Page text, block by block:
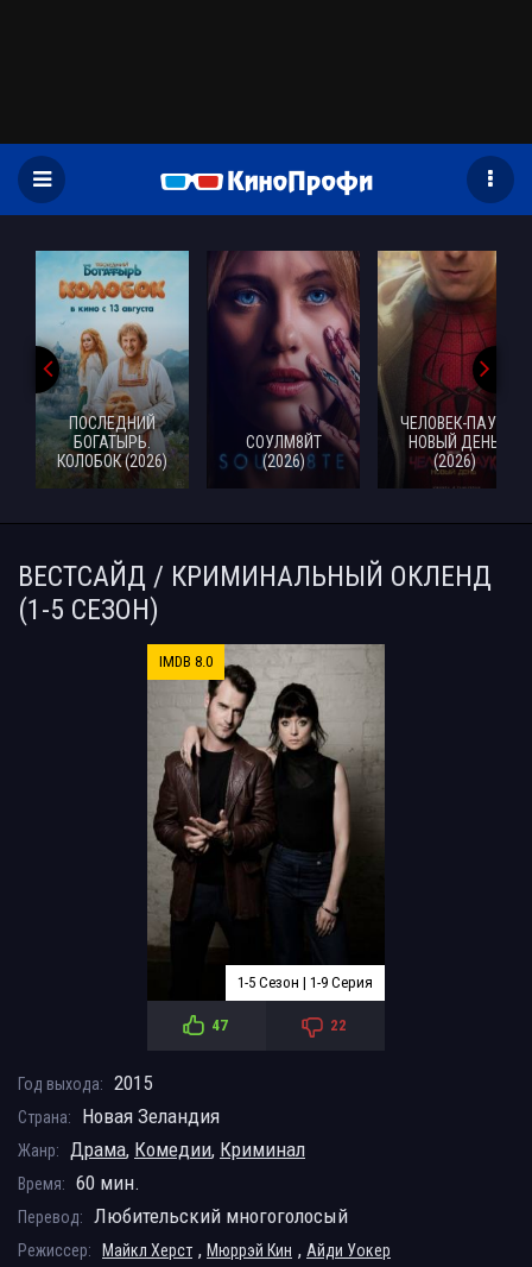
ПОСЛЕДНИЙ
БОГАТЫРЬ.
КОЛОБОК (2026)
СОУЛМ8ЙТ
(2026)
ЧЕЛОВЕК-ПАУК:
НОВЫЙ ДЕНЬ
(2026)
ВЕСТСАЙД / КРИМИНАЛЬНЫЙ ОКЛЕНД
(1-5 СЕЗОН)
IMDB 8.0
1-5 Сезон | 1-9 Серия
47 22
Год выхода: 2015
Страна: Новая Зеландия
Жанр: Драма, Комедии, Криминал
Время: 60 мин.
Перевод: Любительский многоголосый
Режиссер: Майкл Херст , Мюррэй Кин , Айди Уокер